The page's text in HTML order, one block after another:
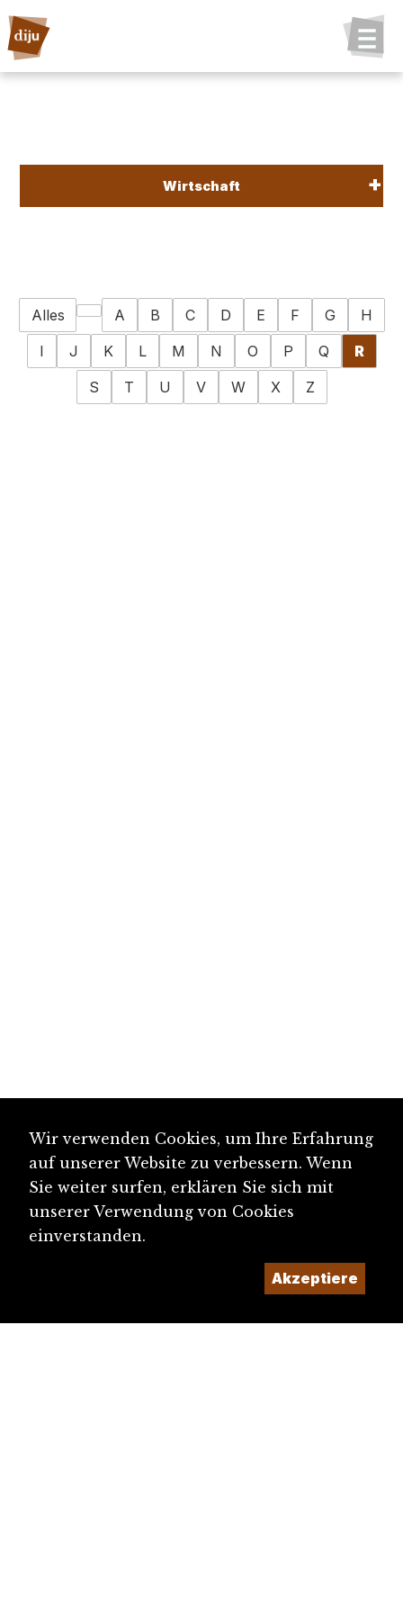
Wirtschaft
Alles A B C D E F G
H
I
J K L M N O P Q
R
S
T U V W X Z
Wir verwenden Cookies, um Ihre Erfahrung
auf unserer Website zu verbessern. Wenn
Sie weiter surfen, erklären Sie sich mit
unserer Verwendung von Cookies
einverstanden.
Akzeptiere